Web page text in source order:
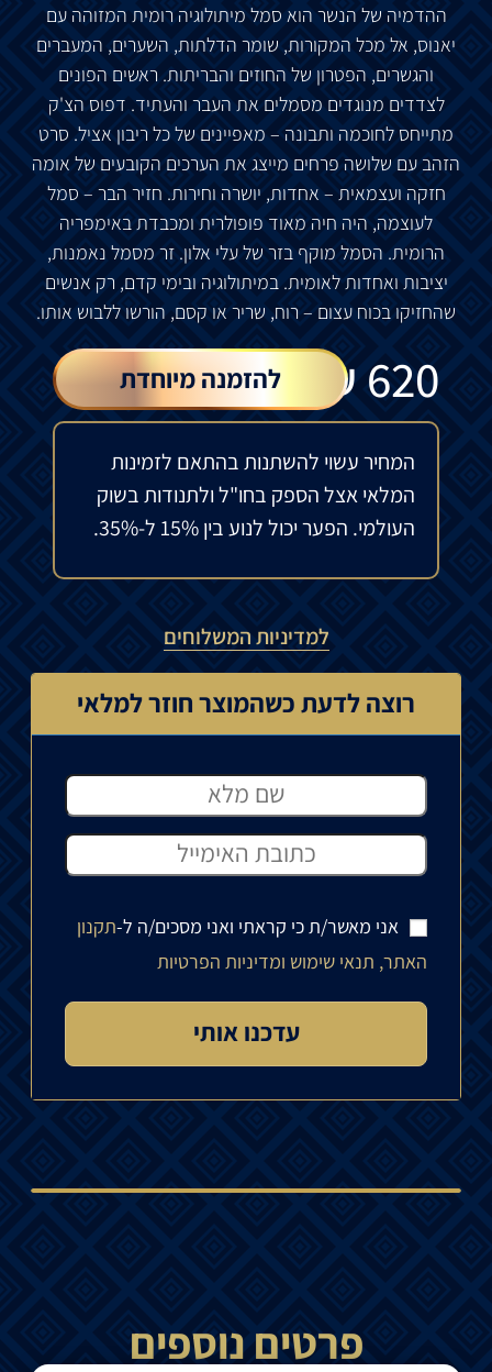
ההדמיה של הנשר הוא סמל מיתולוגיה רומית המזוהה עם
יאנוס, אל מכל המקורות, שומר הדלתות, השערים, המעברים
והגשרים, הפטרון של החוזים והבריתות. ראשים הפונים
לצדדים מנוגדים מסמלים את העבר והעתיד. דפוס הצ'ק
מתייחס לחוכמה ותבונה – מאפיינים של כל ריבון אציל. סרט
הזהב עם שלושה פרחים מייצג את הערכים הקובעים של אומה
חזקה ועצמאית – אחדות, יושרה וחירות. חזיר הבר – סמל
לעוצמה, היה חיה מאוד פופולרית ומכבדת באימפריה
הרומית. הסמל מוקף בזר של עלי אלון. זר מסמל נאמנות,
יציבות ואחדות לאומית. במיתולוגיה ובימי קדם, רק אנשים
שהחזיקו בכוח עצום – רוח, שריר או קסם, הורשו ללבוש אותו.
620
₪ להזמנה מיוחדת
המחיר עשוי להשתנות בהתאם לזמינות
המלאי אצל הספק בחו"ל ולתנודות בשוק
העולמי. הפער יכול לנוע בין 15% ל-35%.
למדיניות המשלוחים
רוצה לדעת כשהמוצר חוזר למלאי
אני מאשר/ת כי קראתי ואני מסכים/ה ל-תקנון
האתר, תנאי שימוש ומדיניות הפרטיות
פרטים נוספים